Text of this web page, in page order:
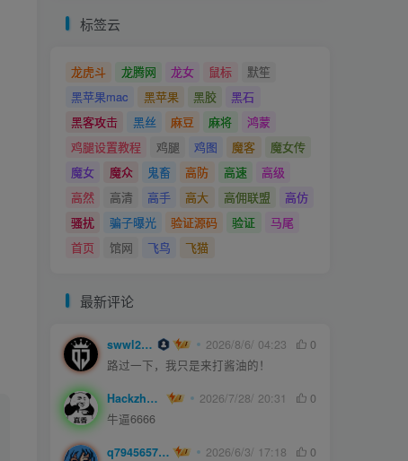
标签云
龙虎斗 龙腾网 龙女 鼠标
默笙
黑苹果mac
黑苹果 黑胶
黑石
黑客攻击
黑丝 麻豆 麻将
鸿蒙
鸡腿设置教程
鸡腿 鸡图 魔客
魔女传
魔女
魔众 鬼畜 高防 高速
高级
高然
高清 高手 高大 高佣联盟
高仿
骚扰
骗子曝光 验证源码 验证
马尾
首页
馆网 飞鸟 飞猫
最新评论
swwl2457 2026/8/6/ 04:23
0
路过一下，我只是来打酱油的！
Hackzheng 2026/7/28/ 20:31
0
牛逼6666
q794565750 2026/6/3/ 17:18
0